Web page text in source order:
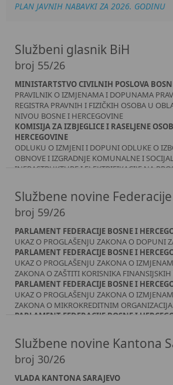
PLAN JAVNIH NABAVKI ZA 2026. GODINU
Službeni glasnik BiH
broj 55/26
MINISTARTSTVO CIVILNIH POSLOVA
PRAVILNIK O IZMJENAMA I DOPUNAMA
REGISTRA PRAVNIH I FIZIČKIH OSOBA U
NIVOU BOSNE I HERCEGOVINE
KOMISIJA ZA IZBJEGLICE I RASELJENE
HERCEGOVINE
ODLUKU O IZMJENI I DOPUNI ODLUKE O
OBNOVE I IZGRADNJE KOMUNALNE I
INFRASTRUKTURE I ELEKTRIFIKACIJE NA
KOMISIJA ZA IZBJEGLICE I RASELJENE
HERCEGOVINE
ODLUKU O IZMJENI I DOPUNI ODLUKE O
OBNOVE I IZGRADNJE KOMUNALNE I
INFRASTRUKTURE I ELEKTRIFIKACIJE NA
RASELJENE OSOBE I POVRATNICI ZA 2025.
DRŽAVNA REGULATORNA KOMISIJA ZA
- DERK
ODLUKA O IZDAVANJU PRIVREMENE LICENCE
MEĐUNARODNE TRGOVINE ELEKTRIČNOM
KONKURENCIJSKO VIJEĆE BOSNE I
ZAKLJUČAK
Službene novine
broj 59/26
PARLAMENT FEDERACIJE BOSNE I
UKAZ O PROGLAŠENJU ZAKONA O DOPUNI
PARLAMENT FEDERACIJE BOSNE I
UKAZ O PROGLAŠENJU ZAKONA O
ZAKONA O ZAŠTITI KORISNIKA
PARLAMENT FEDERACIJE BOSNE I
UKAZ O PROGLAŠENJU ZAKONA O
ZAKONA O MIKROKREDITNIM
PARLAMENT FEDERACIJE BOSNE I
PARLAMENT FEDERACIJE BOSNE I
UKAZ O PROGLAŠENJU ZAKONA O
ZAKONA O PRAVIMA DEMOBILIZIRANIH
NJIHOVIH PORODICA
Službene novine Kantona
broj 30/26
VLADA KANTONA SARAJEVO